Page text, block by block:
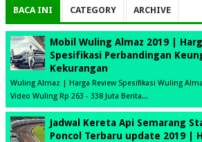
BACA INI CATEGORY ARCHIVE
Mobil Wuling Almaz 2019 |
Spesifikasi Perbandingan
Kekurangan
Wuling Almaz | Harga Review Spesifikasi Wuling
Video Wuling Rp 263 - 338 Juta Berita...
Jadwal Kereta Api Semarang
Poncol Terbaru update 2019 |